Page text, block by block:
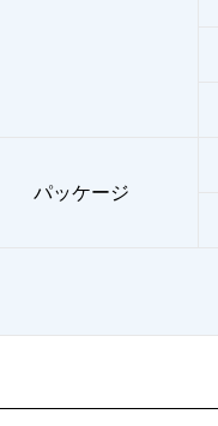
パッケージ